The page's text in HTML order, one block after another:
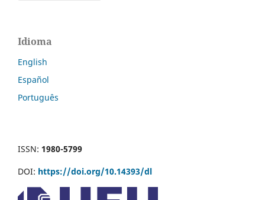
Idioma
English
Español
Português
ISSN: 1980-5799
DOI: https://doi.org/10.14393/dl